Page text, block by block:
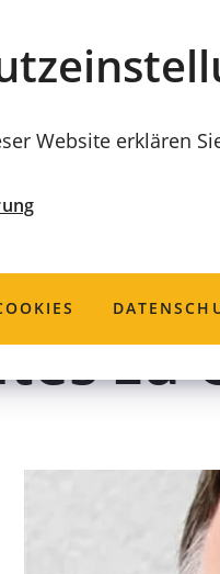
Website erklären
zu